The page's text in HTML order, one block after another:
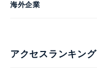
海外企業
アクセスランキング